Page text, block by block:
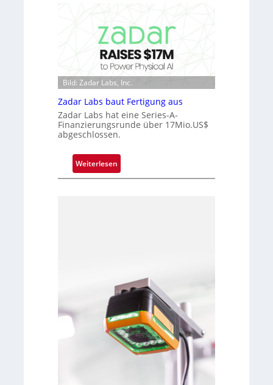
a
r
k
V
i
o
n
o
c
h
i
p
p
l
a
n
Ü
b
o
H
a
i
Bild: Zadar Labs, Inc.
Zadar Labs baut Fertigung aus
Zadar Labs hat eine Series-A-
Finanzierungsrunde über 17Mio.US$
abgeschlossen.
Weiterlesen:
Z
b
u
t
F